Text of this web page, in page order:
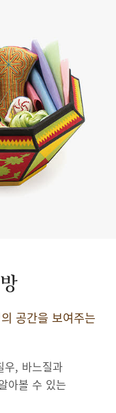
공간을 보여주는
우, 바느질과
아볼 수 있는